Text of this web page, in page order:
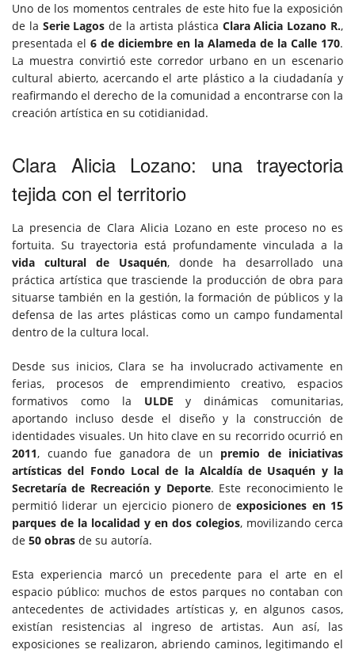
Uno de los momentos centrales de este hito fue la exposición
de la Serie Lagos de la artista plástica Clara Alicia Lozano R.,
presentada el 6 de diciembre en la Alameda de la Calle 170.
La muestra convirtió este corredor urbano en un escenario
cultural abierto, acercando el arte plástico a la ciudadanía y
reafirmando el derecho de la comunidad a encontrarse con la
creación artística en su cotidianidad.
Clara Alicia Lozano: una trayectoria
tejida con el territorio
La presencia de Clara Alicia Lozano en este proceso no es
fortuita. Su trayectoria está profundamente vinculada a la
vida cultural de Usaquén, donde ha desarrollado una
práctica artística que trasciende la producción de obra para
situarse también en la gestión, la formación de públicos y la
defensa de las artes plásticas como un campo fundamental
dentro de la cultura local.
Desde sus inicios, Clara se ha involucrado activamente en
ferias, procesos de emprendimiento creativo, espacios
formativos como la ULDE y dinámicas comunitarias,
aportando incluso desde el diseño y la construcción de
identidades visuales. Un hito clave en su recorrido ocurrió en
2011, cuando fue ganadora de un premio de iniciativas
artísticas del Fondo Local de la Alcaldía de Usaquén y la
Secretaría de Recreación y Deporte. Este reconocimiento le
permitió liderar un ejercicio pionero deexposiciones en 15
parques de la localidad y en dos colegios, movilizando cerca
de 50 obras de su autoría.
Esta experiencia marcó un precedente para el arte en el
espacio público: muchos de estos parques no contaban con
antecedentes de actividades artísticas y, en algunos casos,
existían resistencias al ingreso de artistas. Aun así, las
exposiciones se realizaron, abriendo caminos, legitimando el